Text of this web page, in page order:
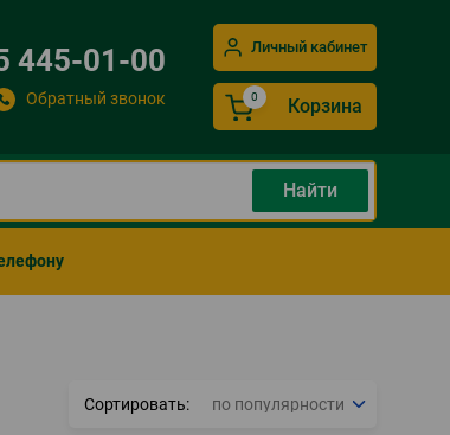
445-01-00
Обратный звонок
Личный кабинет
Корзина
Сортировать